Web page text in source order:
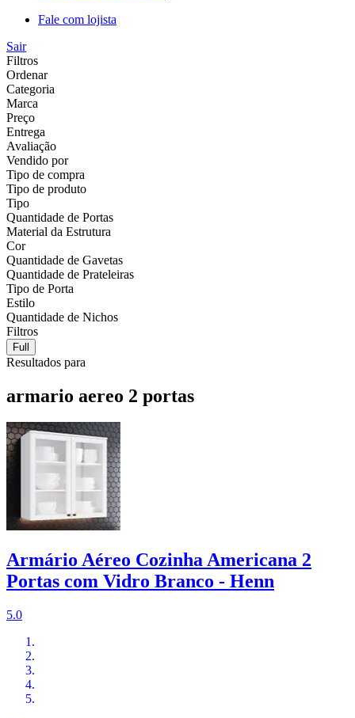
Fale com lojista
Sair
Filtros
Ordenar
Categoria
Marca
Preço
Entrega
Avaliação
Vendido por
Tipo de compra
Tipo de produto
Tipo
Quantidade de Portas
Material da Estrutura
Cor
Quantidade de Gavetas
Quantidade de Prateleiras
Tipo de Porta
Estilo
Quantidade de Nichos
Filtros
Full
Resultados para
armario aereo 2 portas
Armário Aéreo Cozinha Americana 2
Portas com Vidro Branco - Henn
5.0